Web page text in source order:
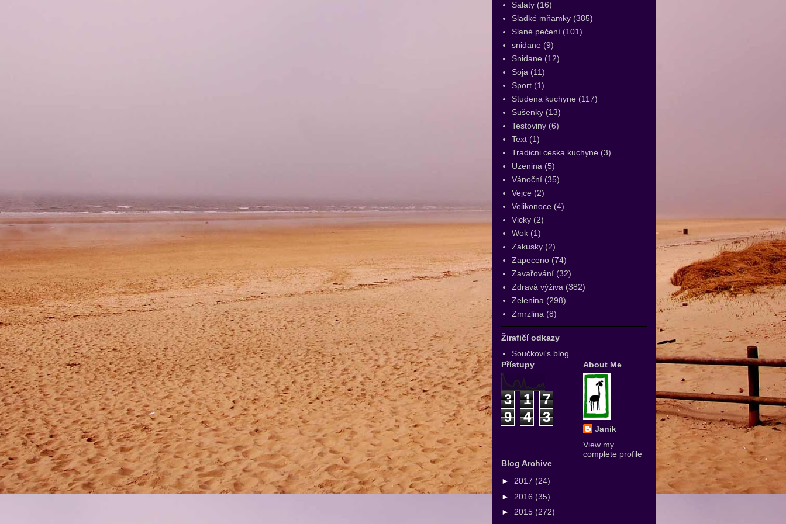
Salaty (16)
Sladké mňamky (385)
Slané pečení (101)
snidane (9)
Snidane (12)
Soja (11)
Sport (1)
Studena kuchyne (117)
Sušenky (13)
Testoviny (6)
Text (1)
Tradicni ceska kuchyne (3)
Uzenina (5)
Vánoční (35)
Vejce (2)
Velikonoce (4)
Vicky (2)
Wok (1)
Zakusky (2)
Zapeceno (74)
Zavařování (32)
Zdravá výživa (382)
Zelenina (298)
Zmrzlina (8)
Žirafičí odkazy
Součkovi's blog
Přístupy
3 1
7
9
4 3
About Me
Janik
View my
complete profile
Blog Archive
► 2017 (24)
► 2016 (35)
► 2015 (272)